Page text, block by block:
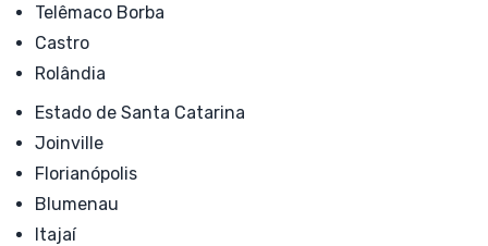
Telêmaco Borba
Castro
Rolândia
Estado de Santa Catarina
Joinville
Florianópolis
Blumenau
Itajaí